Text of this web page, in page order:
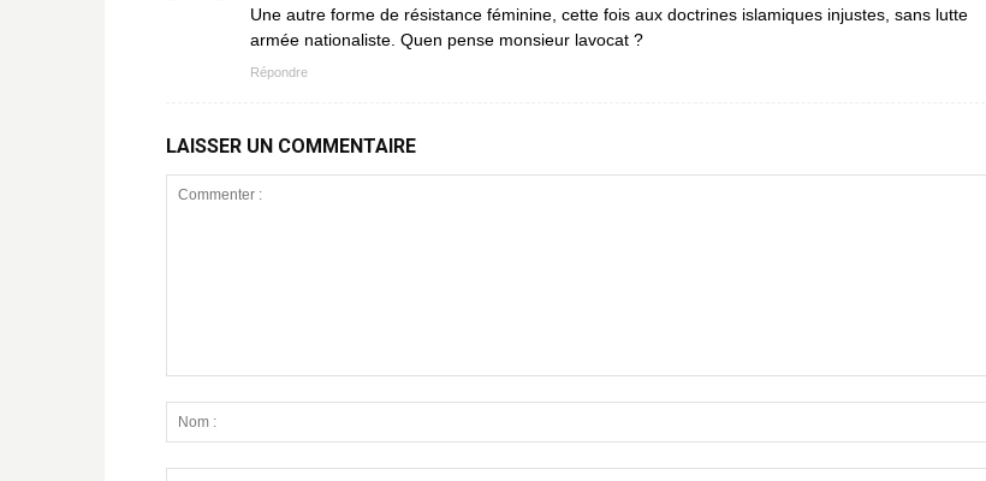
Une autre forme de résistance féminine, cette fois aux doctrines islamiques injustes, sans lutte
armée nationaliste. Quen pense monsieur lavocat ?
Répondre
LAISSER UN COMMENTAIRE